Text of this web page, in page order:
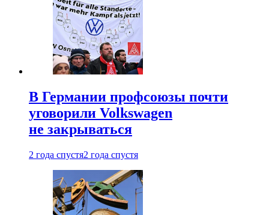
В Германии профсоюзы почти
уговорили Volkswagen
не закрываться
2 года спустя2 года спустя